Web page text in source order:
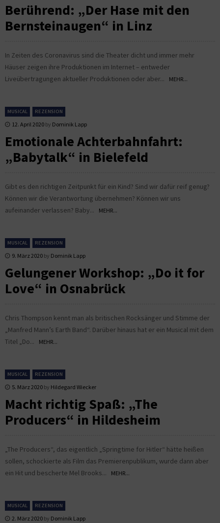
Berührend: „Der Hase mit den
Bernsteinaugen“ in Linz
In Zeiten des Coronavirus sind die Theater dicht und immer mehr
Häuser zeigen ihre Produktionen im Internet – entweder
Liveübertragungen aktueller Produktionen oder aber...
MEHR...
MUSICAL REZENSION
12. April 2020 by Dominik Lapp
Emotionale Achterbahnfahrt:
„Babytalk“ in Bielefeld
Gibt es den richtigen Zeitpunkt für ein Kind? Sind wir dafür reif genug?
Können wir die Verantwortung übernehmen? Können wir uns
aufeinander verlassen? Baby...
MEHR...
MUSICAL REZENSION
9. März 2020 by Dominik Lapp
Gelungener Workshop: „Do it for
Love“ in Osnabrück
Chris Thompson kennt man als britischen Rocksänger und Stimme der
„Manfred Mann’s Earth Band“. Darüber hinaus hat er ein Musical mit dem
Titel „Do...
MEHR...
MUSICAL REZENSION
5. März 2020 by Hildegard Wiecker
Macht richtig Spaß: „The
Producers“ in Hildesheim
„The Producers“, das eigentlich „Springtime for Hitler“ hätte heißen
sollen, schockierte als Film das Premierenpublikum, wurde dann aber
ein Hit und bescherte Mel Brooks...
MEHR...
MUSICAL REZENSION
2. März 2020 by Dominik Lapp